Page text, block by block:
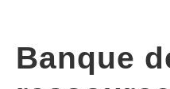
COMPÉTENCES
Banque